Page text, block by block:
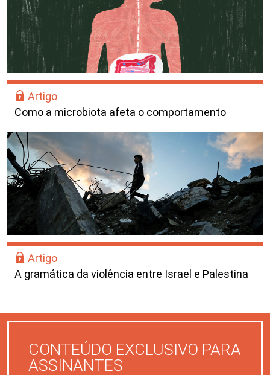
Artigo
Como a microbiota afeta o comportamento
Artigo
A gramática da violência entre Israel e Palestina
CONTEÚDO EXCLUSIVO PARA
ASSINANTES